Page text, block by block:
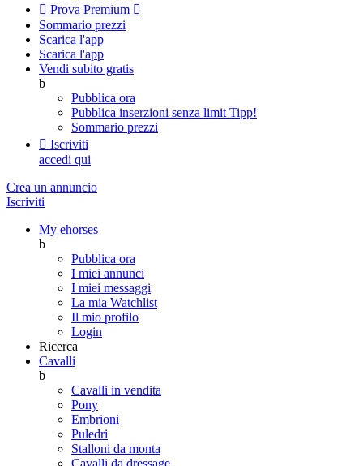
 Prova Premium 
Sommario prezzi
Scarica l'app
Scarica l'app
Vendi subito gratis
b
Pubblica ora
Pubblica inserzioni senza limit Tipp!
Sommario prezzi
 Iscriviti
accedi qui
Crea un annuncio
Iscriviti
My ehorses
b
Pubblica ora
I miei annunci
I miei messaggi
La mia Watchlist
Il mio profilo
Login
Ricerca
Cavalli
b
Cavalli in vendita
Pony
Embrioni
Puledri
Stalloni da monta
Cavalli da dressage